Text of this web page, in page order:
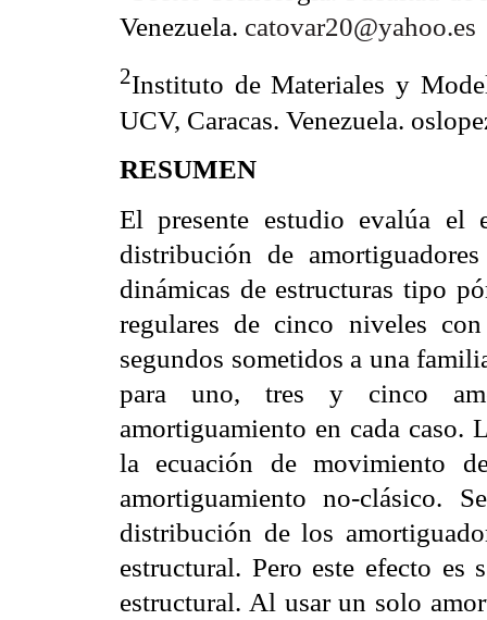
Venezuela. catovar20@yahoo.es
2Instituto de Materiales y
UCV, Caracas. Venezuela.
RESUMEN
El presente estudio evalúa
distribución de
dinámicas de estructuras tipo
regulares de cinco niveles
segundos sometidos a una
para uno, tres y cinco
amortiguamiento en cada caso.
la ecuación de movimiento
amortiguamiento no-clásico.
distribución de los
estructural. Pero este efecto es
estructural. Al usar un solo